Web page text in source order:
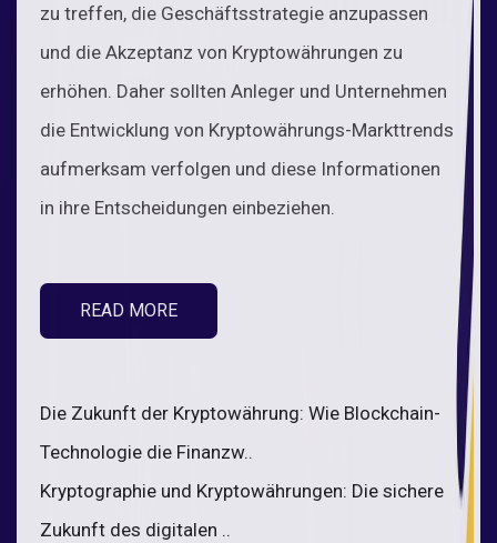
zu treffen, die Geschäftsstrategie anzupassen
und die Akzeptanz von Kryptowährungen zu
erhöhen. Daher sollten Anleger und Unternehmen
die Entwicklung von Kryptowährungs-Markttrends
aufmerksam verfolgen und diese Informationen
in ihre Entscheidungen einbeziehen.
READ MORE
Die Zukunft der Kryptowährung: Wie Blockchain-
Technologie die Finanzw..
Kryptographie und Kryptowährungen: Die sichere
Zukunft des digitalen ..